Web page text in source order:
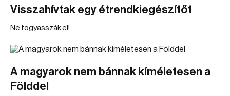
Visszahívtak egy étrendkiegészítőt
Ne fogyasszák el!
A magyarok nem bánnak kíméletesen a
Földdel